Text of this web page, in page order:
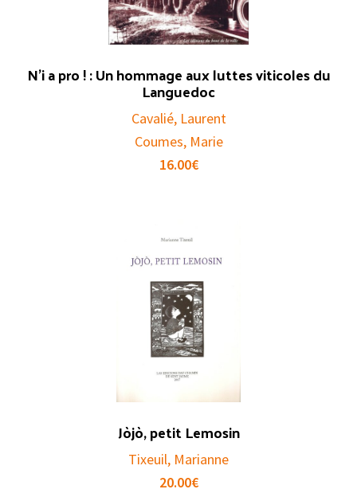
N’i a pro ! : Un hommage aux luttes viticoles du
Languedoc
Cavalié, Laurent
Coumes, Marie
16.00€
Jòjò, petit Lemosin
Tixeuil, Marianne
20.00€